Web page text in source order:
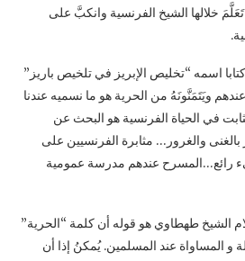
سنوات من 1826 إلى 1831 تَعَلَّمَ خلالها الشيخ الفرنسية وانكبَّ على
اسمه “تخليص الإبريز في تلخيص باريز”
ويَتَمَنَّونَهُ من الحرية هو ما نسميه عندنا
في الحياة الفرنسية هو البحث عن
بالغنى والغرور… مثابرة الفرنسيين على
رائع…المسرح عندهم مدرسة عمومية
الشيخ طهطاوي هو قوله أن كلمة “الحرية”
و المساواة عند المسلمين. يُمكنُ إذا أن